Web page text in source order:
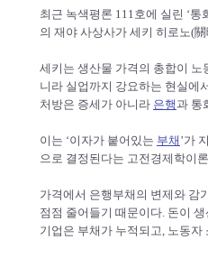
최근 녹색평론 111호에 실린 ‘
의 재야 사상사가 세키 히로노(
세키는 생산물 가격의 총합이 노
니라 실업까지 강요하는 현실에
처방은 증세가 아니라 은행과 통
이는 ‘이자가 붙어있는 부채 ’가
으로 결정된다는 고전경제학이
가격에서 은행부채의 변제와 감
점점 줄어들기 때문이다. 돈이
기업은 부채가 누적되고, 노동자